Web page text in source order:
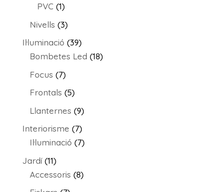
PVC 11
producte
Nivells 33
productes
Il·luminació 3939
productes
Bombetes Led 1818
Focus 77
productes
Frontals 55
productes
Llanternes 99
productes
Interiorisme 77
productes
Il·luminació 77
Jardí 1111
productes
Accessoris 88